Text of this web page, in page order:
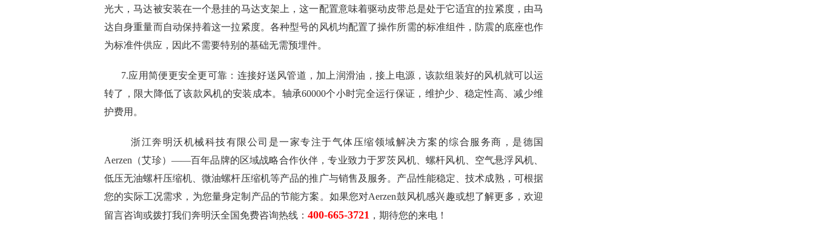
光大，马达被安装在一个悬挂的马达支架上，这一配置意味着驱动皮带总是处于它适宜的拉紧度，由马
达自身重量而自动保持着这一拉紧度。各种型号的风机均配置了操作所需的标准组件，防震的底座也作
为标准件供应，因此不需要特别的基础无需预埋件。
7.应用简便更安全更可靠：连接好送风管道，加上润滑油，接上电源，该款组装好的风机就可以运
转了，限大降低了该款风机的安装成本。轴承60000个小时完全运行保证，维护少、稳定性高、减少维
护费用。
浙江奔明沃机械科技有限公司是一家专注于气体压缩领域解决方案的综合服务商，是德国
Aerzen（艾珍）——百年品牌的区域战略合作伙伴，专业致力于罗茨风机、螺杆风机、空气悬浮风机、
低压无油螺杆压缩机、微油螺杆压缩机等产品的推广与销售及服务。产品性能稳定、技术成熟，可根据
您的实际工况需求，为您量身定制产品的节能方案。如果您对Aerzen鼓风机感兴趣或想了解更多，欢迎
留言咨询或拨打我们奔明沃全国免费咨询热线： 400-665-3721 ，期待您的来电！